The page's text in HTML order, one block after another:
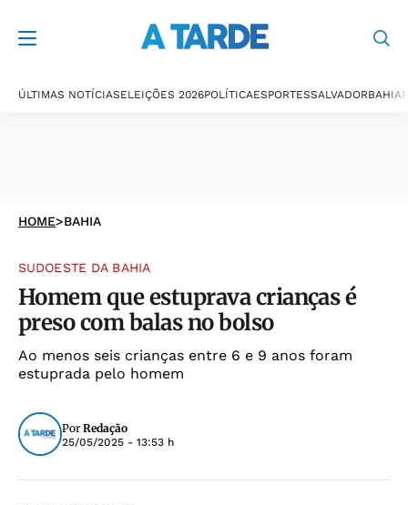
ÚLTIMAS NOTÍCIASELEIÇÕES 2026POLÍTICAESPORTESSALVADORBAHIA
HOME>BAHIA
SUDOESTE DA BAHIA
Homem que estuprava crianças é
preso com balas no bolso
Ao menos seis crianças entre 6 e 9 anos foram
estuprada pelo homem
Por Redação
25/05/2025 - 13:53 h